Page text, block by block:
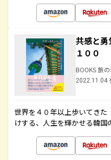
共感と
１００
BOOKS 旅
2022.11.04
世界を４０年以上歩いてき
けする、人生を輝かせる韓